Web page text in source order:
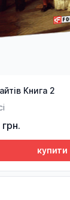
Книга 2
купити